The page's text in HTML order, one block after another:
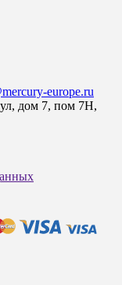
europe.ru
ул, дом 7, пом 7Н,